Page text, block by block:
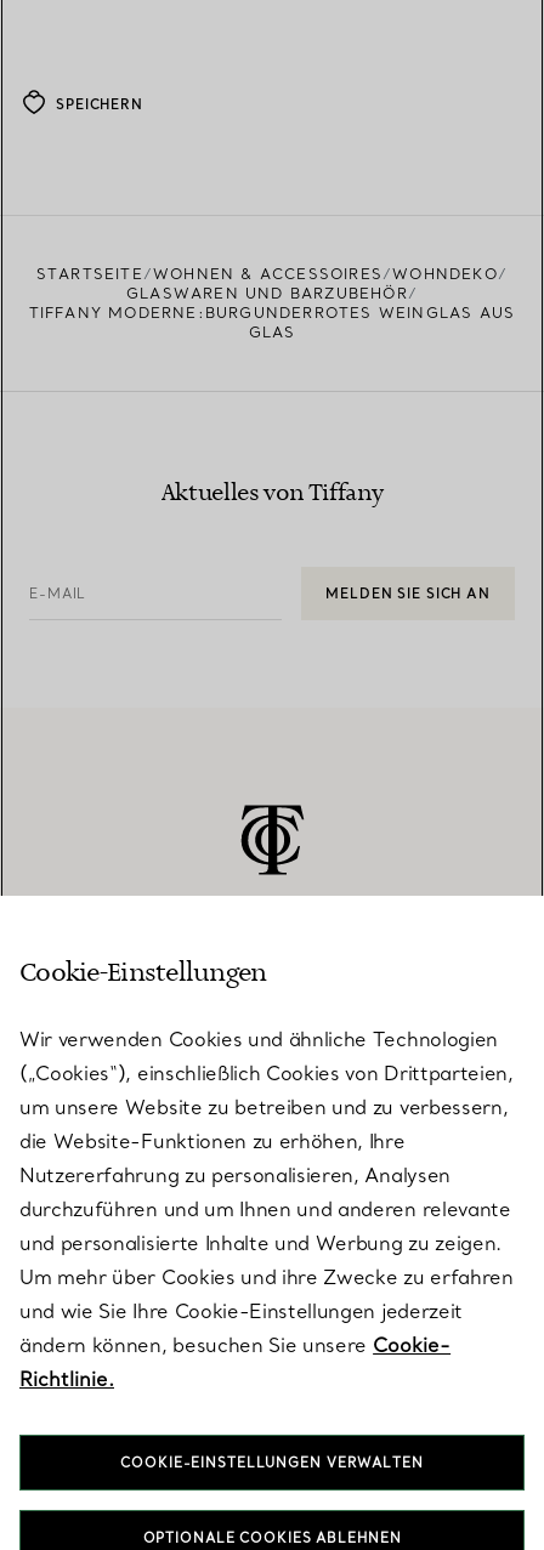
SPEICHERN
STARTSEITE WOHNEN & ACCESSOIRES
WOHNDEKO
GLASWAREN UND BARZUBEHÖR
TIFFANY MODERNE:BURGUNDERROTES WEINGLAS AUS
GLAS
Aktuelles von Tiffany
E-MAIL MELDEN SIE SICH AN
KUNDENSERVICE
SERVICES
ÜBER TIFFANY & CO.
RECHTLICHE HINWEISE
FOLGEN SIE UNS
Cookie-Einstellungen
Wir verwenden Cookies und ähnliche Technologien
(„Cookies“), einschließlich Cookies von Drittparteien,
um unsere Website zu betreiben und zu verbessern,
die Website-Funktionen zu erhöhen, Ihre
Nutzererfahrung zu personalisieren, Analysen
durchzuführen und um Ihnen und anderen relevante
und personalisierte Inhalte und Werbung zu zeigen.
Um mehr über Cookies und ihre Zwecke zu erfahren
und wie Sie Ihre Cookie-Einstellungen jederzeit
ändern können, besuchen Sie unsere Cookie-
Richtlinie.
COOKIE-EINSTELLUNGEN VERWALTEN
OPTIONALE COOKIES ABLEHNEN